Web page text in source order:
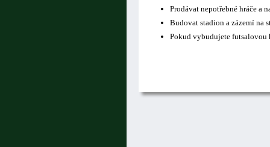
Prodávat nepotřebné hráče a
Budovat stadion a zázemí na
Pokud vybudujete futsalovou